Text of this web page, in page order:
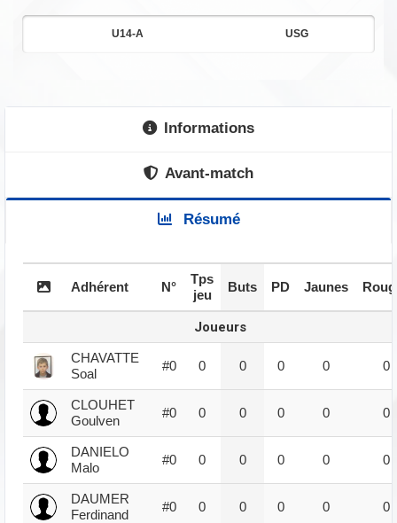
U14-A USG
Informations
Avant-match
Résumé
Adhérent N°
Tps
jeu
Buts PD Jaunes
Joueurs
CHAVATTE
Soal
#0 0 0 0 0 0
CLOUHET
Goulven
#0 0 0 0 0 0
DANIELO
Malo
#0 0 0 0 0 0
DAUMER
Ferdinand
#0 0 0 0 0 0